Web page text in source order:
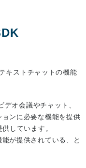
キストチャットの機能
オ会議やチャット、
ンに必要な機能を提供
しています。
が提供されている、と